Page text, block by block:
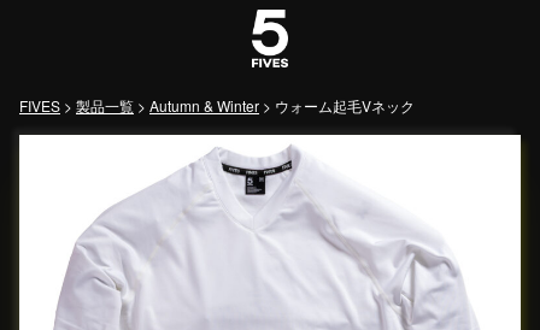
メインナビゲーション
FIVES > 製品一覧 > Autumn & Winter > ウォーム起毛Vネック